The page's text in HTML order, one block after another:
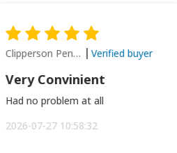
Clipperson Penilla Verified buyer
Very Convinient
Had no problem at all
2026-07-27 10:58:32